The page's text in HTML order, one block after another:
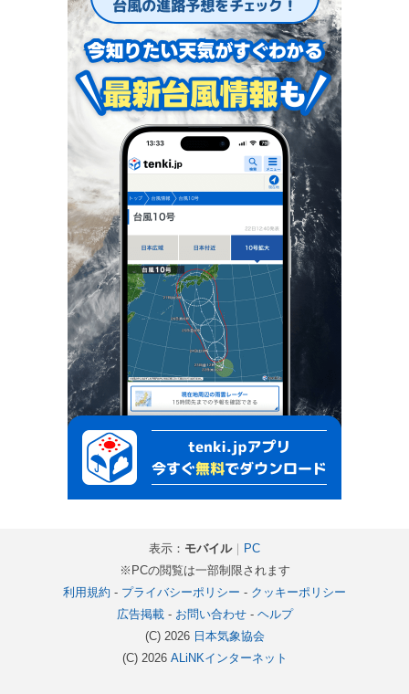
表示： モバイル｜ PC
※PCの閲覧は一部制限されます
利用規約 - プライバシーポリシー - クッキーポリシー
広告掲載- お問い合わせ- ヘルプ
(C) 2026 日本気象協会
(C) 2026 ALiNKインターネット